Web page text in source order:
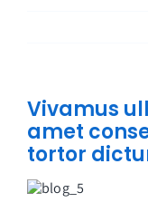
Vivamus
amet
tortor